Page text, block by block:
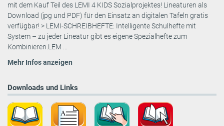
mit dem Kauf Teil des LEMI 4 KIDS Sozialprojektes! Lineaturen als
Download (jpg und PDF) für den Einsatz an digitalen Tafeln gratis
verfügbar! > LEMI-SCHREIBHEFTE: Intelligente Schulhefte mit
System – zu jeder Lineatur gibt es eigene Spezialhefte zum
Kombinieren.LEM ...
Mehr Infos anzeigen
Downloads und Links